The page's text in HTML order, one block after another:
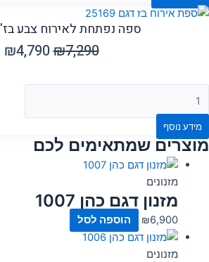
ספה נפתחת לאירוח צבע בז' 25713
₪7,290
₪4,790
מידע נוסף
מוצרים שמתאימים לכם
מזנונים
מזנון דגם כהן 1007
₪6,900 הוספה לסל
מזנונים